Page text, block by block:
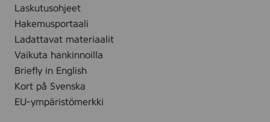
Laskutusohjeet
Hakemusportaali
Ladattavat materiaalit
Vaikuta hankinnoilla
Briefly in English
Kort på Svenska
EU-ympäristömerkki